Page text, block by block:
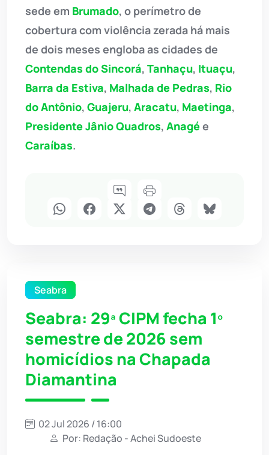
sede em Brumado, o perímetro de
cobertura com violência zerada há mais
de dois meses engloba as cidades de
Contendas do Sincorá, Tanhaçu, Ituaçu,
Barra da Estiva, Malhada de Pedras, Rio
do Antônio, Guajeru, Aracatu, Maetinga,
Presidente Jânio Quadros, Anagée
Caraíbas.
Seabra
Seabra: 29ª CIPM fecha 1º
semestre de 2026 sem
homicídios na Chapada
Diamantina
02 Jul 2026 / 16:00
Por: Redação - Achei Sudoeste